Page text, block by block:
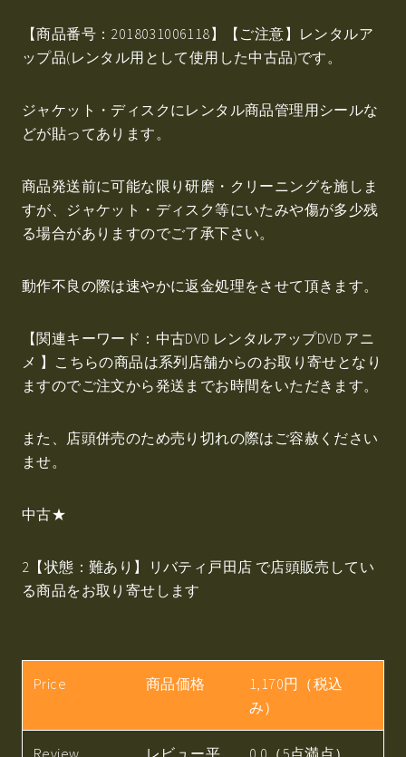
【商品番号：2018031006118】【ご注意】レンタルア
ップ品(レンタル用として使用した中古品)です。
ジャケット・ディスクにレンタル商品管理用シールな
どが貼ってあります。
商品発送前に可能な限り研磨・クリーニングを施しま
すが、ジャケット・ディスク等にいたみや傷が多少残
る場合がありますのでご了承下さい。
動作不良の際は速やかに返金処理をさせて頂きます。
【関連キーワード：中古DVD レンタルアップDVD アニ
メ 】こちらの商品は系列店舗からのお取り寄せとなり
ますのでご注文から発送までお時間をいただきます。
また、店頭併売のため売り切れの際はご容赦ください
ませ。
中古★
2【状態：難あり】リバティ戸田店 で店頭販売してい
る商品をお取り寄せします
Price 商品価格
1,170円（税込
み）